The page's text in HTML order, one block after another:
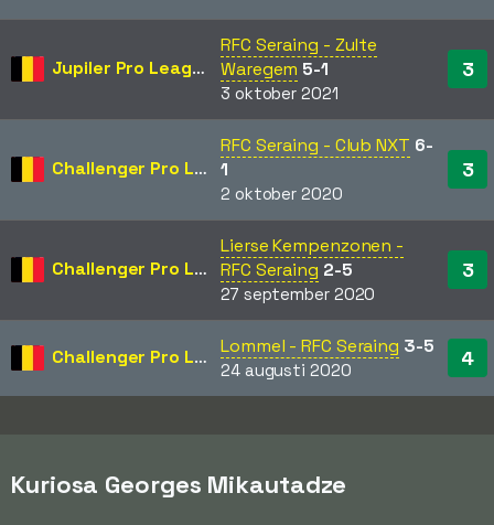
Jupiler Pro League
RFC Seraing - Zulte
Waregem 5-1
3 oktober 2021
3
Challenger Pro League
RFC Seraing - Club NXT 6-
1
2 oktober 2020
3
Challenger Pro League
Lierse Kempenzonen -
RFC Seraing 2-5
27 september 2020
3
Challenger Pro League Lommel - RFC Seraing 3-5
24 augusti 2020 4
Kuriosa Georges Mikautadze